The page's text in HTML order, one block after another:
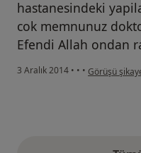
hastanesindeki
cok memnunuz
Efendi Allah ondan
3 Aralık 2014 • • • kullanıcının
Görüşü